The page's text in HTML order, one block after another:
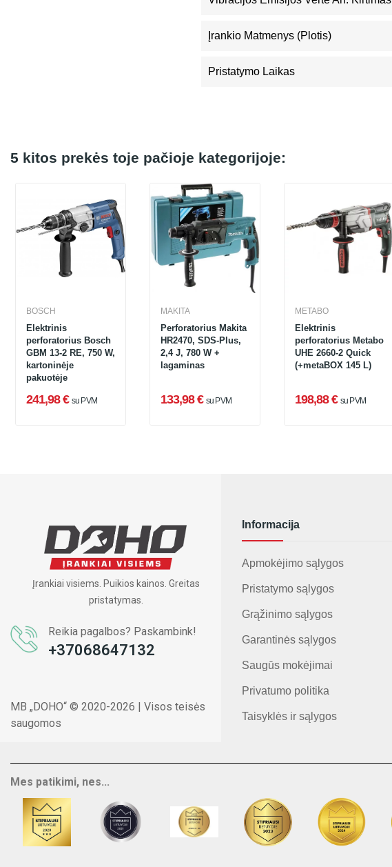
Įrankio Matmenys (plotis)
Pristatymo Laikas
5 kitos prekės toje pačioje kategorijoje:
BOSCH
Elektrinis
perforatorius Bosch
GBM 13-2 RE, 750 W,
kartoninėje
pakuotėje
241,98 € su PVM
MAKITA
Perforatorius Makita
HR2470, SDS-Plus,
2,4 J, 780 W +
lagaminas
133,98 € su PVM
METABO
Elektrinis
perforatorius Metabo
UHE 2660-2 Quick
(+metaBOX 145 L)
198,88 € su PVM
Įrankiai visiems. Puikios kainos. Greitas
pristatymas.
Reikia pagalbos? Paskambink!
+37068647132
MB „DOHO“ © 2020-2026 | Visos teisės
saugomos
Informacija
Apmokėjimo sąlygos
Pristatymo sąlygos
Grąžinimo sąlygos
Garantinės sąlygos
Saugūs mokėjimai
Privatumo politika
Taisyklės ir sąlygos
Mes patikimi, nes...